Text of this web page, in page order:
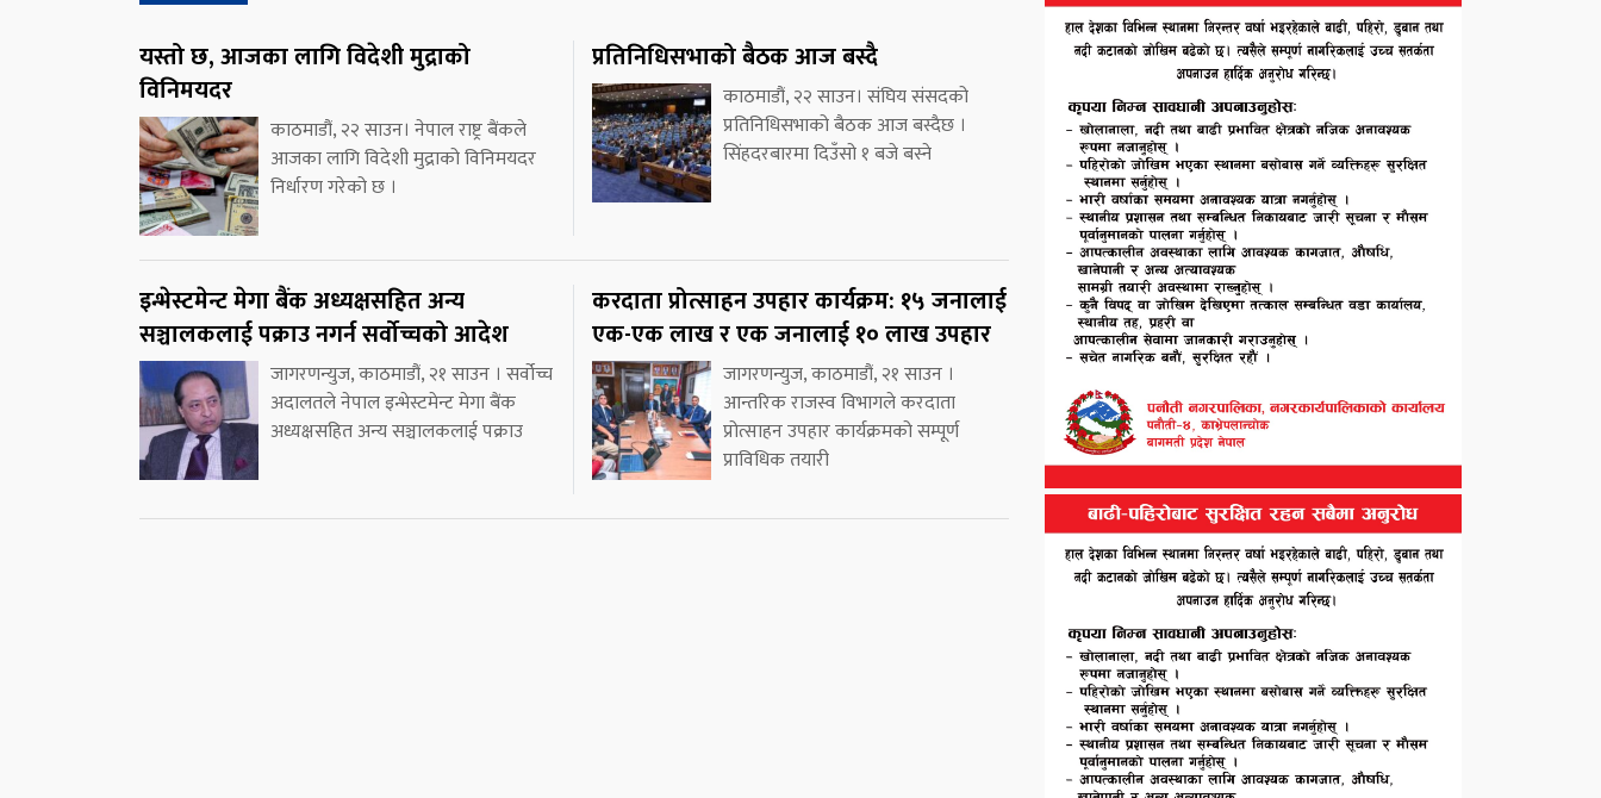
यस्तो छ, आजका लागि विदेशी मुद्राको
विनिमयदर
काठमाडौं, २२ साउन। नेपाल राष्ट्र बैंकले
आजका लागि विदेशी मुद्राको विनिमयदर
निर्धारण गरेको छ ।
प्रतिनिधिसभाको बैठक आज बस्दै
काठमाडौं, २२ साउन। संघिय संसदको
प्रतिनिधिसभाको बैठक आज बस्दैछ ।
सिंहदरबारमा दिउँसो १ बजे बस्ने
इन्भेस्टमेन्ट मेगा बैंक अध्यक्षसहित अन्य
सञ्चालकलाई पक्राउ नगर्न सर्वोच्चको आदेश
जागरणन्युज, काठमाडौं, २१ साउन । सर्वोच्च
अदालतले नेपाल इन्भेस्टमेन्ट मेगा बैंक
अध्यक्षसहित अन्य सञ्चालकलाई पक्राउ
करदाता प्रोत्साहन उपहार कार्यक्रम: १५ जनालाई
एक-एक लाख र एक जनालाई १० लाख उपहार
जागरणन्युज, काठमाडौं, २१ साउन ।
आन्तरिक राजस्व विभागले करदाता
प्रोत्साहन उपहार कार्यक्रमको सम्पूर्ण
प्राविधिक तयारी